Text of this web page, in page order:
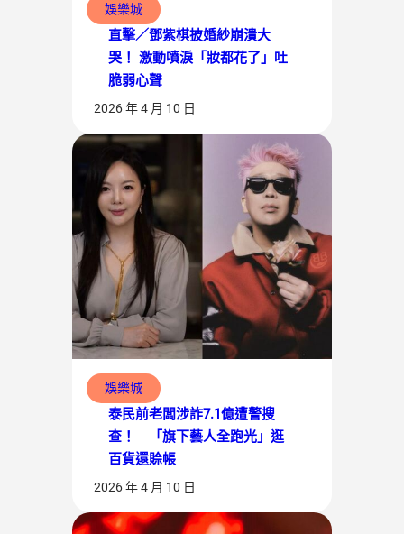
娛樂城
直擊／鄧紫棋披婚紗崩潰大
哭！ 激動噴淚「妝都花了」吐
脆弱心聲
2026 年 4 月 10 日
娛樂城
泰民前老闆涉詐7.1億遭警搜
查！ 「旗下藝人全跑光」逛
百貨還賒帳
2026 年 4 月 10 日